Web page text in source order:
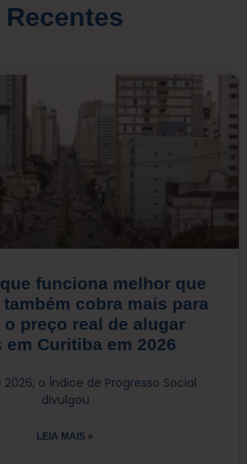
Recentes
funciona melhor que
cobra mais para
o preço real de alugar
em Curitiba em 2026
o Índice de Progresso Social
divulgou
LEIA MAIS »